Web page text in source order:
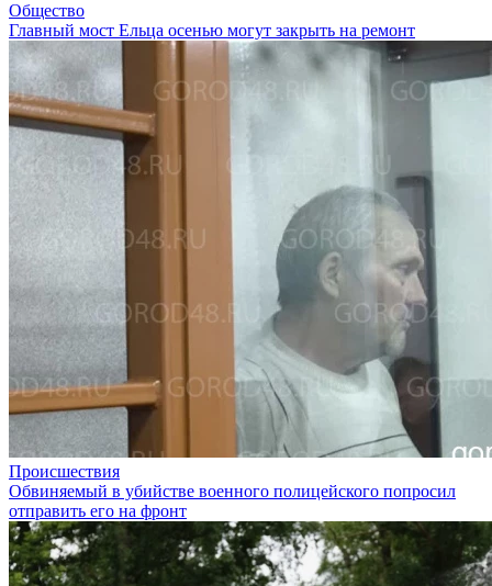
Общество
Главный мост Ельца осенью могут закрыть на ремонт
Происшествия
Обвиняемый в убийстве военного полицейского попросил
отправить его на фронт